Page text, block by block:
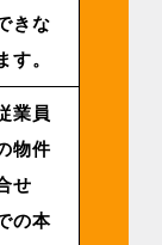
きな
す。
業員
物件
せ
の本